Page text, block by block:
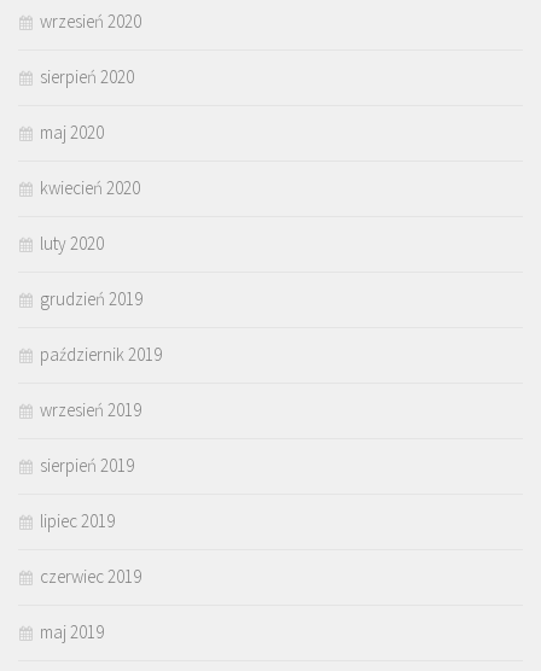
wrzesień 2020
sierpień 2020
maj 2020
kwiecień 2020
luty 2020
grudzień 2019
październik 2019
wrzesień 2019
sierpień 2019
lipiec 2019
czerwiec 2019
maj 2019